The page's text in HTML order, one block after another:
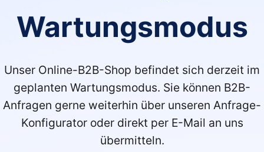
Wartungsmodus
Unser Online-B2B-Shop befindet sich derzeit im
geplanten Wartungsmodus. Sie können B2B-
Anfragen gerne weiterhin über unseren Anfrage-
Konfigurator oder direkt per E-Mail an uns
übermitteln.